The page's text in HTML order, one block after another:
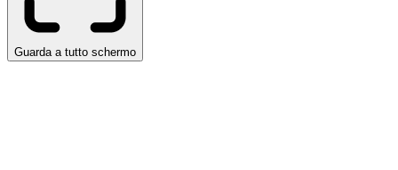
Guarda a tutto schermo